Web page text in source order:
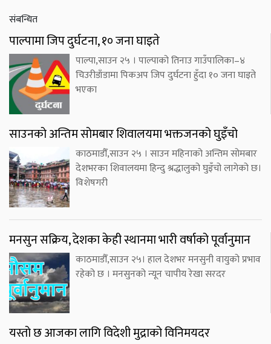
संबन्धित
पाल्पामा जिप दुर्घटना, १० जना घाइते
पाल्पा,साउन २५ । पाल्पाको तिनाउ गाउँपालिका–४
चिउरीडाँडामा पिकअप जिप दुर्घटना हुँदा १० जना घाइते
भएका
साउनको अन्तिम सोमबार शिवालयमा भक्तजनको घुइँचो
काठमाडौँ,साउन २५ । साउन महिनाको अन्तिम सोमबार
देशभरका शिवालयमा हिन्दु श्रद्धालुको घुइँचो लागेको छ।
विशेषगरी
मनसुन सक्रिय, देशका केही स्थानमा भारी वर्षाको पूर्वानुमान
काठमाडौँ,साउन २५। हाल देशभर मनसुनी वायुको प्रभाव
रहेको छ । मनसुनको न्यून चापीय रेखा सरदर
यस्तो छ आजका लागि विदेशी मुद्राको विनिमयदर